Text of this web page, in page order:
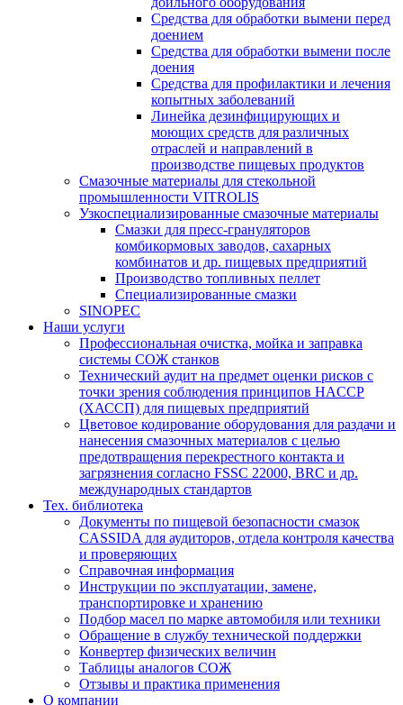
Средства для обработки вымени перед
доением
Средства для обработки вымени после
доения
Средства для профилактики и лечения
копытных заболеваний
Линейка дезинфицирующих и
моющих средств для различных
отраслей и направлений в
производстве пищевых продуктов
Смазочные материалы для стекольной
промышленности VITROLIS
Узкоспециализированные смазочные материалы
Смазки для пресс-грануляторов
комбикормовых заводов, сахарных
комбинатов и др. пищевых предприятий
Производство топливных пеллет
Специализированные смазки
SINOPEC
Наши услуги
Профессиональная очистка, мойка и заправка
системы СОЖ станков
Технический аудит на предмет оценки рисков с
точки зрения соблюдения принципов HACCP
(ХАССП) для пищевых предприятий
Цветовое кодирование оборудования для раздачи и
нанесения смазочных материалов с целью
предотвращения перекрестного контакта и
загрязнения согласно FSSC 22000, BRC и др.
международных стандартов
Тех. библиотека
Документы по пищевой безопасности смазок
CASSIDA для аудиторов, отдела контроля качества
и проверяющих
Справочная информация
Инструкции по эксплуатации, замене,
транспортировке и хранению
Подбор масел по марке автомобиля или техники
Обращение в службу технической поддержки
Конвертер физических величин
Таблицы аналогов СОЖ
Отзывы и практика применения
О компании